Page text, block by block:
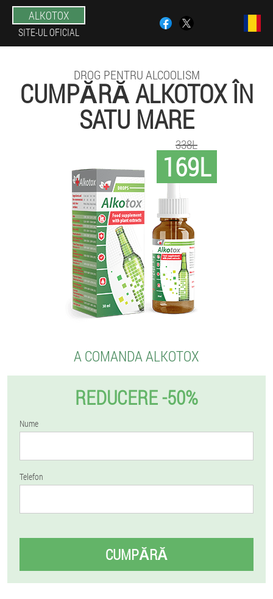
ALKOTOX
SITE-UL OFICIAL
DROG PENTRU ALCOOLISM
CUMPĂRĂ ALKOTOX ÎN
SATU MARE
169L
338L
A COMANDA ALKOTOX
REDUCERE -50%
Nume
Telefon
CUMPĂRĂ